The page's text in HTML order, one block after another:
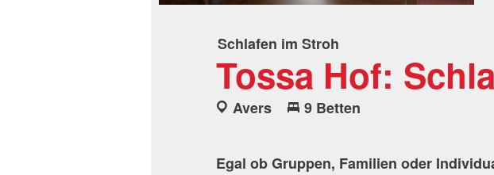
Schlafen im Stroh
Tossa Hof:
Avers 9 Betten
Egal ob Gruppen, Familien oder